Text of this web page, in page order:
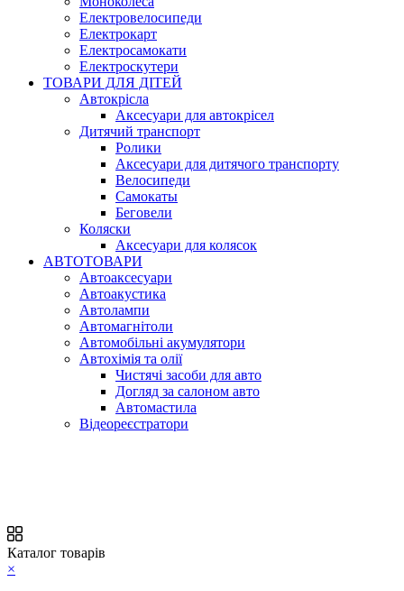
Електровелосипеди
Електрокарт
Електросамокати
Електроскутери
ТОВАРИ ДЛЯ ДІТЕЙ
Автокрісла
Аксесуари для автокрісел
Дитячий транспорт
Ролики
Аксесуари для дитячого транспорту
Велосипеди
Самокаты
Беговели
Коляски
Аксесуари для колясок
АВТОТОВАРИ
Автоаксесуари
Автоакустика
Автолампи
Автомагнітоли
Автомобільні акумулятори
Автохімія та олії
Чистячі засоби для авто
Догляд за салоном авто
Автомастила
Відеореєстратори
Каталог товарів
×